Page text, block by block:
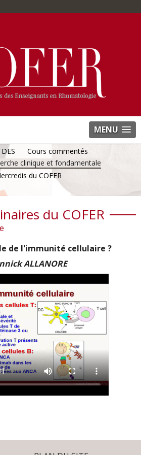
MENU
Cours commentés
clinique et fondamentale
du COFER
du COFER
de l'immunité cellulaire ?
ALLANORE